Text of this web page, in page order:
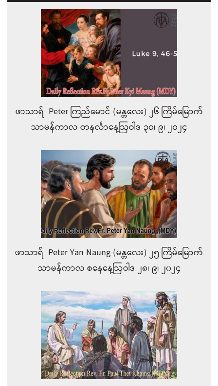
ဖာသာရ် Peter ကြည်မောင် (မန္တလေး) ၂၆ ကြိမ်မြောက်
သာမန်ကာလ တနင်္လာနေ့ဩဝါဒ ၃၀၊ ၉၊ ၂၀၂၄
ဖာသာရ် Peter Yan Naung (မန္တလေး) ၂၅ ကြိမ်မြောက်
သာမန်ကာလ စနေနေ့ဩဝါဒ ၂၈၊ ၉၊ ၂၀၂၄